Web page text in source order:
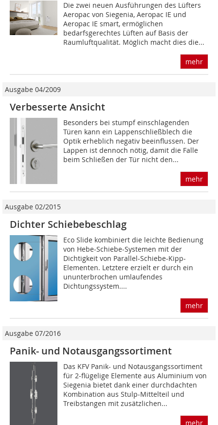
Die zwei neuen Ausführungen des Lüfters
Aeropac von Siegenia, Aeropac IE und
Aeropac IE smart, ermöglichen
bedarfsgerechtes Lüften auf Basis der
Raumluftqualität. Möglich macht dies die...
mehr
Ausgabe 04/2009
Verbesserte Ansicht
Besonders bei stumpf einschlagenden
Türen kann ein Lappenschließblech die
Optik erheblich negativ beeinflussen. Der
Lappen ist dennoch nötig, damit die Falle
beim Schließen der Tür nicht den...
mehr
Ausgabe 02/2015
Dichter Schiebebeschlag
Eco Slide kombiniert die leichte Bedienung
von Hebe-Schiebe-Systemen mit der
Dichtigkeit von Parallel-Schiebe-Kipp-
Elementen. Letztere erzielt er durch ein
ununterbrochen umlaufendes
Dichtungssystem....
mehr
Ausgabe 07/2016
Panik- und Notausgangssortiment
Das KFV Panik- und Notausgangssortiment
für 2-flügelige Elemente aus Aluminium von
Siegenia bietet dank einer durchdachten
Kombination aus Stulp-Mittelteil und
Treibstangen mit zusätzlichen...
mehr